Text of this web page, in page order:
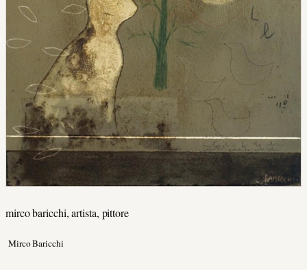
mirco baricchi, artista, pittore
Mirco Baricchi